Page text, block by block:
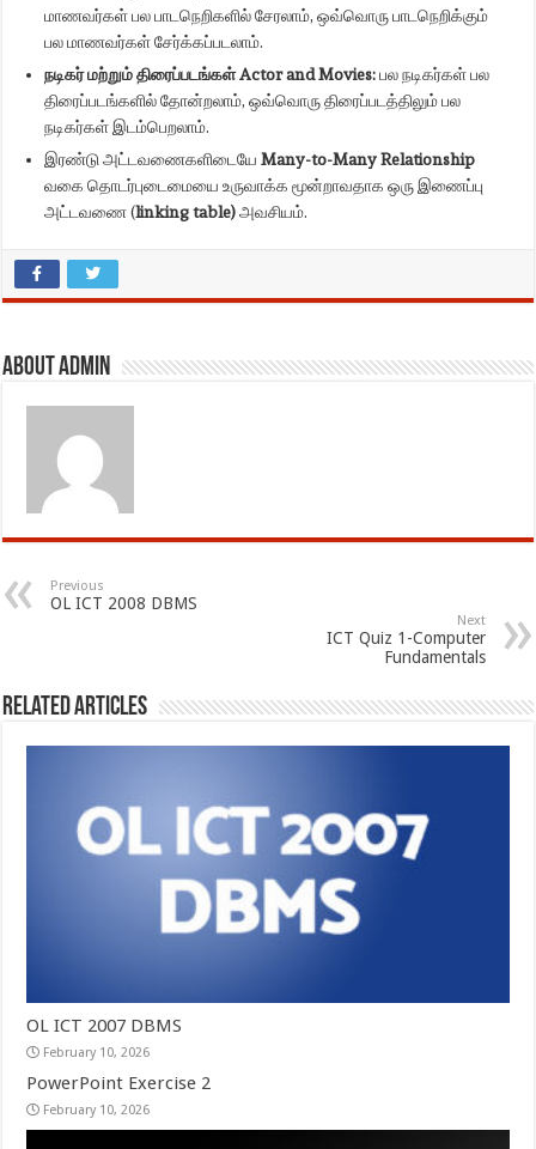
மாணவர்கள் பல பாடநெறிகளில் சேரலாம், ஒவ்வொரு பாடநெறிக்கும்
பல மாணவர்கள் சேர்க்கப்படலாம்.
நடிகர் மற்றும் திரைப்படங்கள்Actor and Movies:பல நடிகர்கள் பல
திரைப்படங்களில் தோன்றலாம், ஒவ்வொரு திரைப்படத்திலும் பல
நடிகர்கள் இடம்பெறலாம்.
இரண்டு அட்டவணைகளிடையேMany-to-Many Relationship
வகை தொடர்புடைமையை உருவாக்கமூன்றாவதாக ஒரு இணைப்பு
அட்டவணை (linking table)அவசியம்.
About admin
Previous
OL ICT 2008 DBMS
Next
ICT Quiz 1-Computer
Fundamentals
Related Articles
OL ICT 2007 DBMS
February 10, 2026
PowerPoint Exercise 2
February 10, 2026